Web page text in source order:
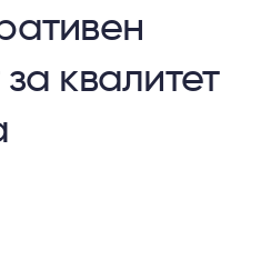
квалитет